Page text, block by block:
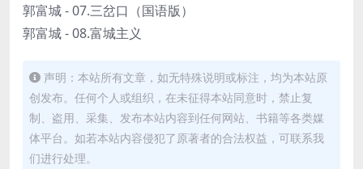
郭富城 - 07.三岔口（国语版）
郭富城 - 08.富城主义
声明：本站所有文章，如无特殊说明或标注，均为本站原
创发布。任何个人或组织，在未征得本站同意时，禁止复
制、盗用、采集、发布本站内容到任何网站、书籍等各类媒
体平台。如若本站内容侵犯了原著者的合法权益，可联系我
们进行处理。